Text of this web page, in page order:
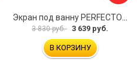
3 830 руб. 3 639 руб.
В КОРЗИНУ